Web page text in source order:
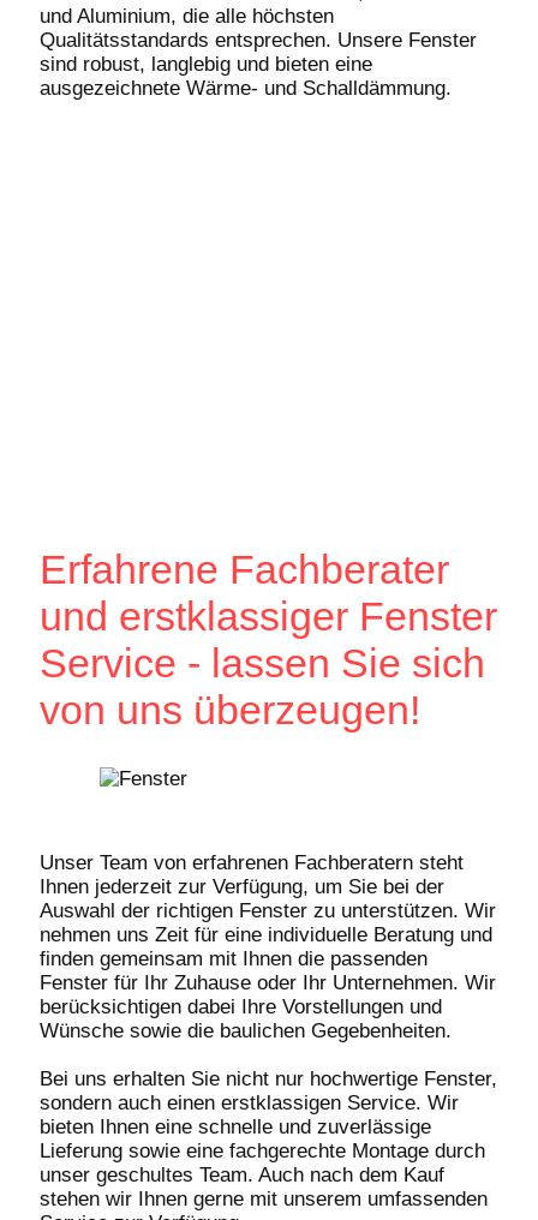
und Aluminium, die alle höchsten
Qualitätsstandards entsprechen. Unsere Fenster
sind robust, langlebig und bieten eine
ausgezeichnete Wärme- und Schalldämmung.
Erfahrene Fachberater
und erstklassiger Fenster
Service - lassen Sie sich
von uns überzeugen!
Unser Team von erfahrenen Fachberatern steht
Ihnen jederzeit zur Verfügung, um Sie bei der
Auswahl der richtigen Fenster zu unterstützen. Wir
nehmen uns Zeit für eine individuelle Beratung und
finden gemeinsam mit Ihnen die passenden
Fenster für Ihr Zuhause oder Ihr Unternehmen. Wir
berücksichtigen dabei Ihre Vorstellungen und
Wünsche sowie die baulichen Gegebenheiten.
Bei uns erhalten Sie nicht nur hochwertige Fenster,
sondern auch einen erstklassigen Service. Wir
bieten Ihnen eine schnelle und zuverlässige
Lieferung sowie eine fachgerechte Montage durch
unser geschultes Team. Auch nach dem Kauf
stehen wir Ihnen gerne mit unserem umfassenden